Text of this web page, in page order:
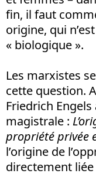
fin, il faut
origine, qui
« biologique ».
Les marxistes
cette question.
Friedrich
magistrale :
propriété privée
l’origine de
directement liée